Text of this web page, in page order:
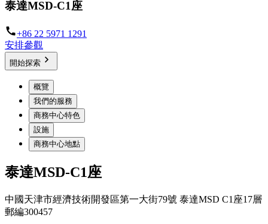
泰達MSD-C1座
+86 22 5971 1291
安排參觀
開始探索
概覽
我們的服務
商務中心特色
設施
商務中心地點
泰達MSD-C1座
中國天津市經濟技術開發區第一大街79號 泰達MSD C1座17層
郵編300457